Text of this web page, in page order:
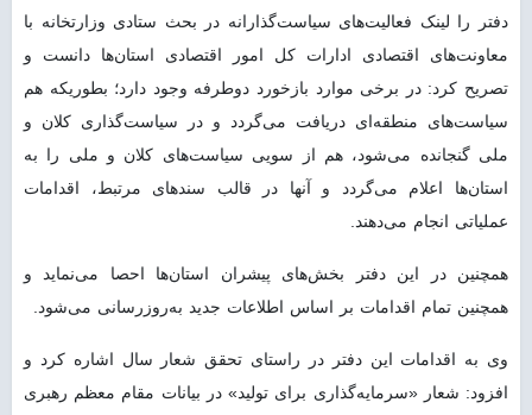
دفتر را لینک فعالیت‌های سیاست‌گذارانه در بحث ستادی وزارتخانه با
معاونت‌های اقتصادی ادارات کل امور اقتصادی استان‌ها دانست و
تصریح کرد: در برخی موارد بازخورد دوطرفه وجود دارد؛ بطوریکه هم
سیاست‌های منطقه‌ای دریافت می‌گردد و در سیاست‌گذاری کلان و
ملی گنجانده می‌شود، هم از سویی سیاست‌های کلان و ملی را به
استان‌ها اعلام می‌گردد و آنها در قالب سندهای مرتبط، اقدامات
عملیاتی انجام می‌دهند.
همچنین در این دفتر بخش‌های پیشران استان‌ها احصا می‌نماید و
همچنین تمام اقدامات بر اساس اطلاعات جدید به‌روزرسانی می‌شود.
وی به اقدامات این دفتر در راستای تحقق شعار سال اشاره کرد و
افزود: شعار «سرمایه‌گذاری برای تولید» در بیانات مقام معظم رهبری